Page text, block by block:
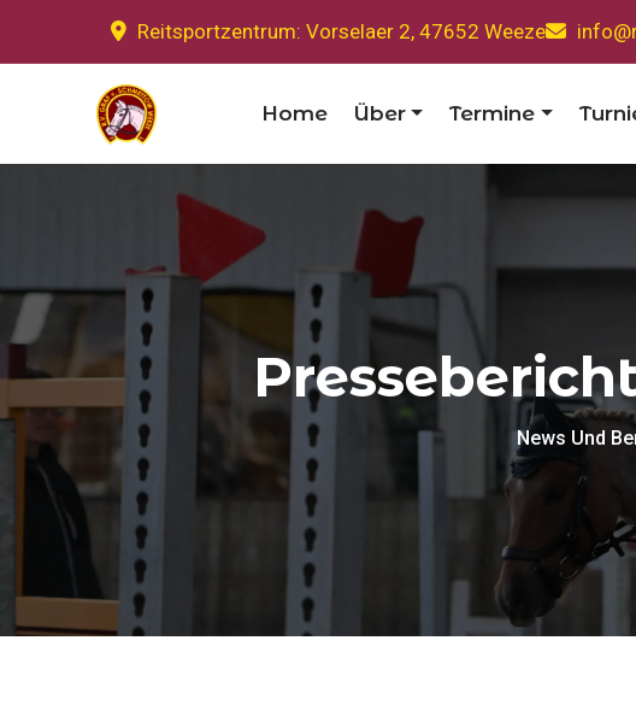
Reitsportzentrum: Vorselaer 2, 47652 Weeze
Home Über Termine
News Und